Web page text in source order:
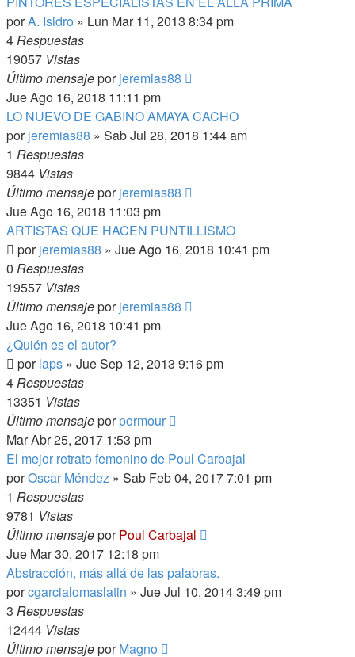
porA. Isidro » Lun Mar 11, 2013 8:34 pm
4Respuestas
19057 Vistas
Último mensajeporjeremias88
Jue Ago 16, 2018 11:11 pm
LO NUEVO DE GABINO AMAYA CACHO
porjeremias88 » Sab Jul 28, 2018 1:44 am
1 Respuestas
9844 Vistas
Último mensajeporjeremias88
Jue Ago 16, 2018 11:03 pm
ARTISTAS QUE HACEN PUNTILLISMO
porjeremias88 » Jue Ago 16, 2018 10:41 pm
0 Respuestas
19557 Vistas
Último mensajeporjeremias88
Jue Ago 16, 2018 10:41 pm
¿Quién es el autor?
porlaps » Jue Sep 12, 2013 9:16 pm
4Respuestas
13351 Vistas
Último mensajeporpormour
Mar Abr 25, 2017 1:53 pm
El mejor retrato femenino de Poul Carbajal
porOscar Méndez » Sab Feb 04, 2017 7:01 pm
1 Respuestas
9781 Vistas
Último mensajeporPoul Carbajal
Jue Mar 30, 2017 12:18 pm
Abstracción, más allá de las palabras.
porcgarcialomaslatin » Jue Jul 10, 2014 3:49 pm
3 Respuestas
12444 Vistas
Último mensajeporMagno